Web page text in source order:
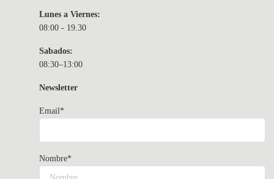
Lunes a Viernes:
08:00 - 19.30
Sabados:
08:30–13:00
Newsletter
Email*
Nombre*